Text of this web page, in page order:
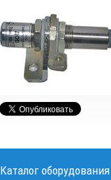
Каталог оборудования